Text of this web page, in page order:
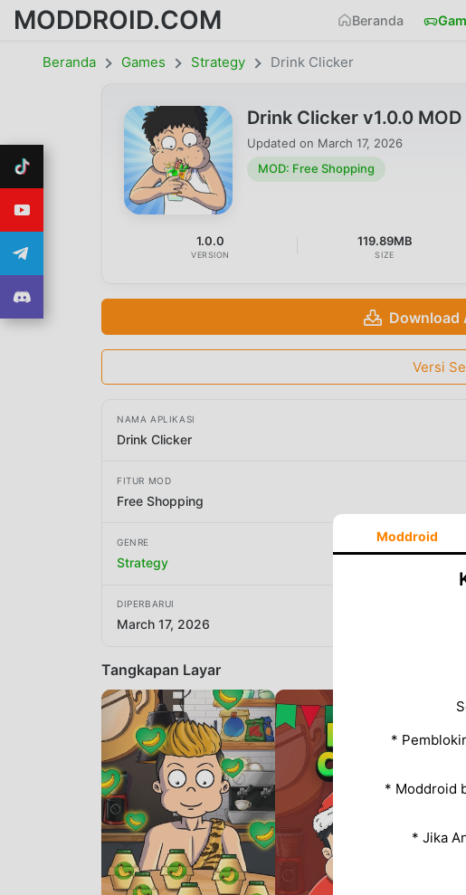
MODDROID.COM Beranda
Beranda Games Strategy Drink Clicker
Drink Clicker v1.0.0
Updated on March 17, 2026
MOD: Free Shopping
1.0.0
VERSION
119.89MB
SIZE
Download
Versi
NAMA APLIKASI
Drink Clicker
FITUR MOD
Free Shopping
GENRE
Strategy
DIPERBARUI
March 17, 2026
Tangkapan Layar
Moddroid
*
* Moddroid
* Jika